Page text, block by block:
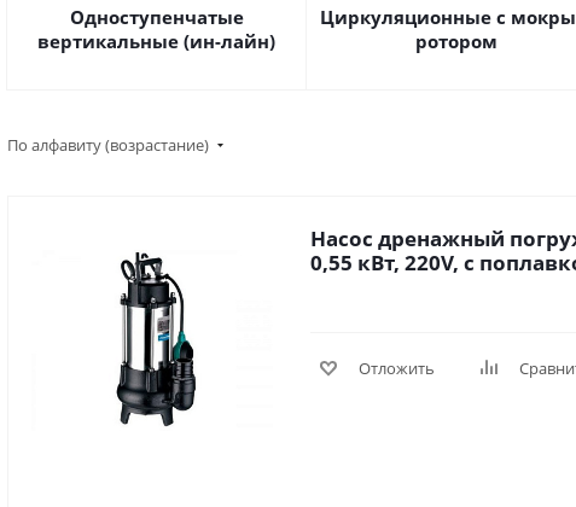
Одноступенчатые
вертикальные (ин-лайн)
Циркуляционные с
ротором
По алфавиту (возрастание)
Насос дренажный
0,55 кВт, 220V, с
Отложить